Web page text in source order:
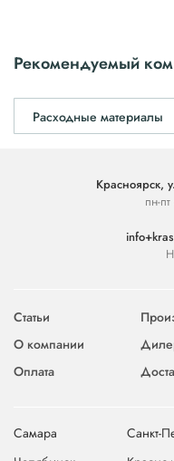
Рекомендуемый
Расходные материалы
Красноярск,
пн-
Статьи
О компании
Оплата
Самара Санкт-